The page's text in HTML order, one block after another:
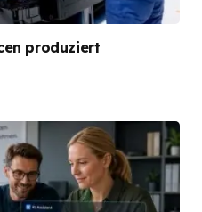
produziert